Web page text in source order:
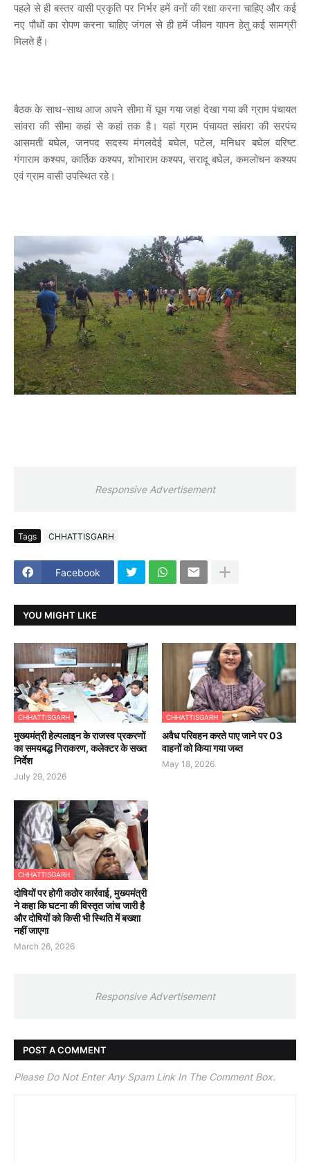
पहले से ही बस्तर वासी प्रकृति पर निर्भर हमें वनों की रक्षा करना चाहिए और कई
नए पौधों का रोपण करना चाहिए जंगल से ही हमें जीवन यापन हेतु कई सामग्री
मिलते हैं।
बैठक के साथ-साथ आज अपने सीमा में घूम गया जहां देखा गया की ग्राम पंचायत
सांवरा की सीमा कहां से कहां तक है। यहां ग्राम पंचायत सांवरा की सरपंच
आसमती बघेल, जनपद सदस्य मंगलदेई बघेल, पटेल, मनिधर बघेल वरिष्ट
गंगाराम कश्यप, कार्तिक कश्यप, शोभाराम कश्यप, सरादू बघेल, कमलोचन कश्यप
एवं ग्राम वासी उपस्थित रहे।
Responsive Advertisement
Tags CHHATTISGARH
Facebook
YOU MIGHT LIKE
CHHATTISGARH
मुख्यमंत्री हेल्पलाइन के राजस्व प्रकरणों
का समयबद्ध निराकरण, कलेक्टर के सख्त
निर्देश
July 29, 2026
CHHATTISGARH
अवैध परिवहन करते पाए जाने पर 03
वाहनों को किया गया जब्त
May 18, 2026
CHHATTISGARH
दोषियों पर होगी कठोर कार्रवाई, मुख्यमंत्री
ने कहा कि घटना की विस्तृत जांच जारी है
और दोषियों को किसी भी स्थिति में बख्शा
नहीं जाएगा
March 26, 2026
Responsive Advertisement
POST A COMMENT
Please Do Not Enter Any Spam Link In The Comment Box.